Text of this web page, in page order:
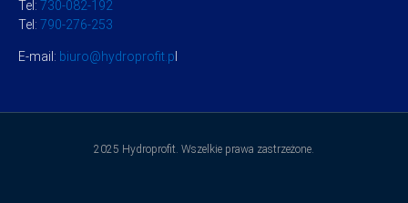
Tel: 730-082-192
Tel: 790-276-253
E-mail: biuro@hydroprofit.p
2025 Hydroprofit. Wszelkie prawa zastrzeżone.